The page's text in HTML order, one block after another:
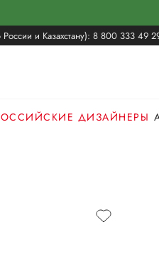
и Казахстану): 8 800 333 49
ДИЗАЙНЕРЫ